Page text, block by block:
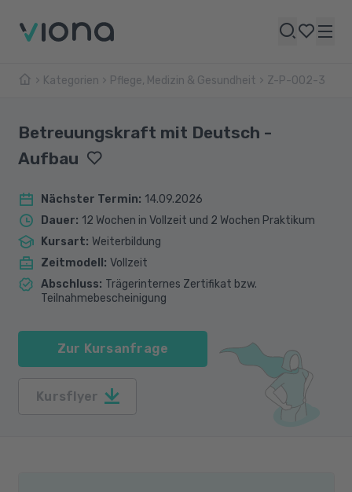
Kategorien Pflege, Medizin & Gesundheit Z-P-002-3
Betreuungskraft mit Deutsch -
Aufbau
Nächster Termin: 14.09.2026
Dauer: 12 Wochen in Vollzeit und 2 Wochen Praktikum
Kursart: Weiterbildung
Zeitmodell : Vollzeit
Abschluss: Trägerinternes Zertifikat bzw.
Teilnahmebescheinigung
Zur Kursanfrage
Kursflyer